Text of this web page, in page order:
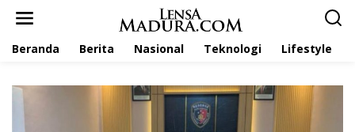
Beranda Berita Nasional Teknologi Lifestyle